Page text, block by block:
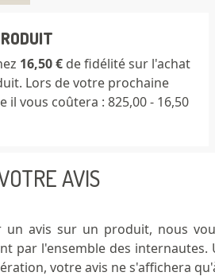
16,50 € de fidélité sur l'achat
Lors de votre prochaine
il vous coûtera : 825,00 - 16,50
AVIS
un avis sur un produit, nous
par l'ensemble des
votre avis ne s'affichera